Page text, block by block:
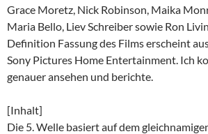
Grace Moretz, Nick Robinson, Maika
Maria Bello, Liev Schreiber sowie Ron
Definition Fassung des Films erscheint
Sony Pictures Home Entertainment. Ich
genauer ansehen und berichte.
[Inhalt]
Die 5. Welle basiert auf dem